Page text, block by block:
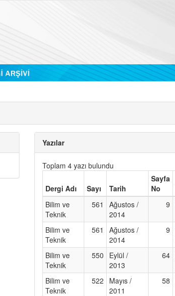
Yazılar
Toplam 4 yazı bulundu
Dergi Adı Sayı Tarih
Sayfa
No
Bilim ve
Teknik
561
Ağustos /
2014
9
Bilim ve
Teknik
561
Ağustos /
2014
9
Bilim ve
Teknik
550
Eylül /
2013
64
Bilim ve
Teknik
522
Mayıs /
2011
58